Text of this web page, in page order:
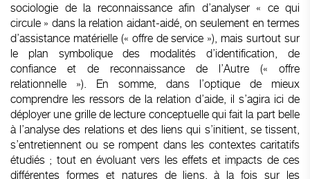
sociologie de la reconnaissance afin d’analyser « ce qui
circule » dans la relation aidant-aidé, on seulement en termes
d’assistance matérielle (« offre de service »), mais surtout sur
le plan symbolique des modalités d’identification, de
confiance et de reconnaissance de l’Autre (« offre
relationnelle »). En somme, dans l’optique de mieux
comprendre les ressors de la relation d’aide, il s’agira ici de
déployer une grille de lecture conceptuelle qui fait la part belle
à l’analyse des relations et des liens qui s’initient, se tissent,
s’entretiennent ou se rompent dans les contextes caritatifs
étudiés ; tout en évoluant vers les effets et impacts de ces
différentes formes et natures de liens, à la fois sur les